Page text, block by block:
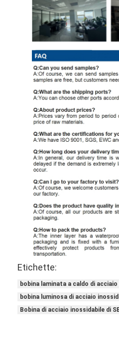
Etichette:
bobina laminata a caldo di acciaio
bobina luminosa di acciaio
Bobina di acciaio inossidabile di